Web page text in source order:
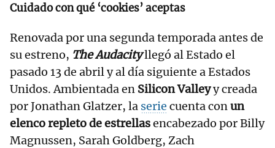
Cuidado con qué ‘cookies’ aceptas
Renovada por una segunda temporada antes de
su estreno, The Audacityllegó al Estado el
pasado 13 de abril y al día siguiente a Estados
Unidos. Ambientada en Silicon Valleyy creada
por Jonathan Glatzer, la serie cuenta conun
elenco repleto de estrellasencabezado por Billy
Magnussen, Sarah Goldberg, Zach